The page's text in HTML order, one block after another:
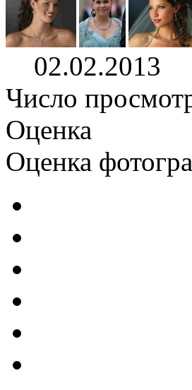
02.02.2013
Число
Оценка
Оценка